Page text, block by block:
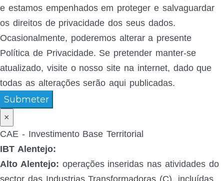
e estamos empenhados em proteger e salvaguardar
os direitos de privacidade dos seus dados.
Ocasionalmente, poderemos alterar a presente
Política de Privacidade. Se pretender manter-se
atualizado, visite o nosso site na internet, dado que
todas as alterações serão aqui publicadas.
Submeter
×
CAE - Investimento Base Territorial
IBT Alentejo:
Alto Alentejo: operações inseridas nas atividades do